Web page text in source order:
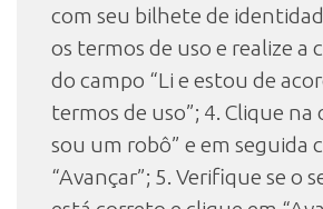
com seu bilhete de
os termos de uso e realize a
do campo “Li e estou de
termos de uso”; 4. Clique na
sou um robô” e em seguida
“Avançar”; 5. Verifique se o